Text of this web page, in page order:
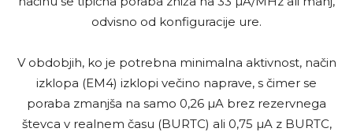
odvisno od konfiguracije ure.
V obdobjih, ko je potrebna minimalna aktivnost, način
izklopa (EM4) izklopi večino naprave, s čimer se
poraba zmanjša na samo 0,26 µA brez rezervnega
števca v realnem času (BURTC) ali 0,75 µA z BURTC,